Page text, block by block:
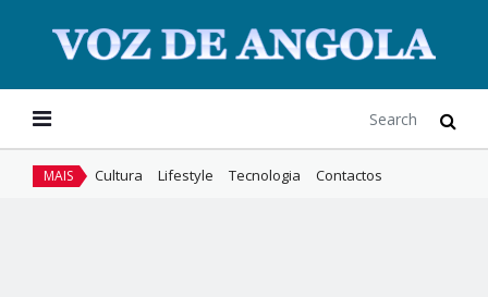
MAIS Cultura Lifestyle Tecnologia Contactos